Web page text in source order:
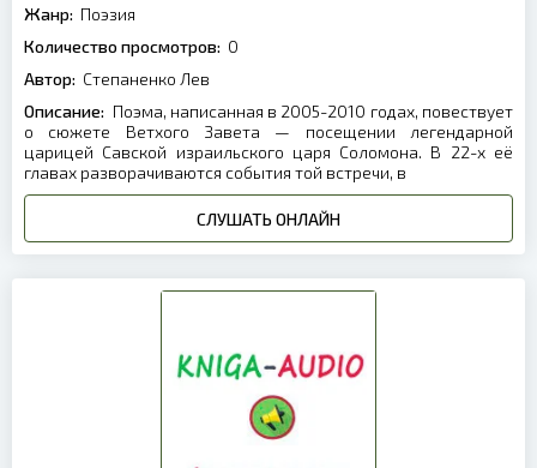
Жанр: Поэзия
Количество просмотров: 0
Автор: Степаненко Лев
Описание: Поэма, написанная в 2005-2010 годах, повествует
о сюжете Ветхого Завета — посещении легендарной
царицей Савской израильского царя Соломона. В 22-х её
главах разворачиваются события той встречи, в
СЛУШАТЬ ОНЛАЙН